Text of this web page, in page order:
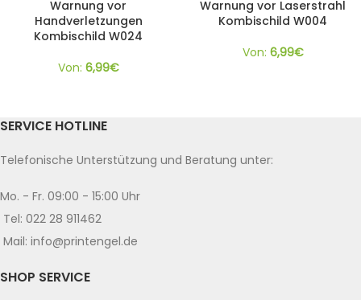
Warnung vor
Handverletzungen
Kombischild W024
Von: 6,99€
Warnung vor Laserstrahl
Kombischild W004
Von: 6,99€
SERVICE HOTLINE
Telefonische Unterstützung und Beratung unter:
Mo. - Fr. 09:00 - 15:00 Uhr
Tel: 022 28 911462
Mail: info@printengel.de
SHOP SERVICE